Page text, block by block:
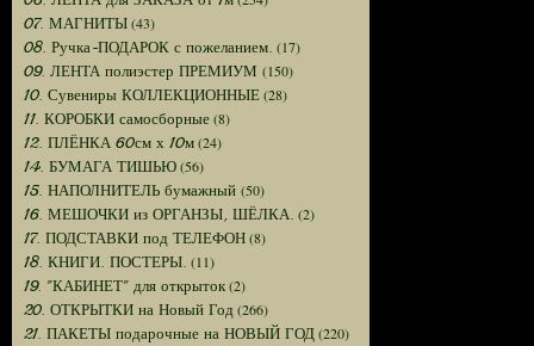
07. МАГНИТЫ(43)
08. Ручка-ПОДАРОК с пожеланием. (17)
09. ЛЕНТА полиэстер ПРЕМИУМ (150)
10. Сувениры КОЛЛЕКЦИОННЫЕ(28)
11. КОРОБКИ самосборные(8)
12. ПЛЁНКА 60см х 10м(24)
14. БУМАГА ТИШЬЮ(56)
15. НАПОЛНИТЕЛЬ бумажный (50)
16. МЕШОЧКИ из ОРГАНЗЫ, ШЁЛКА. (2)
17. ПОДСТАВКИ под ТЕЛЕФОН(8)
18. КНИГИ. ПОСТЕРЫ. (11)
19. "КАБИНЕТ" для открыток(2)
20. ОТКРЫТКИ на Новый Год (266)
21. ПАКЕТЫ подарочные на НОВЫЙ ГОД(220)